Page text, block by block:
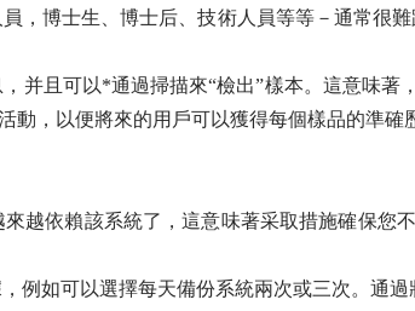
，博士生、博士后、技術人員等等－通常很
并且可以*通過掃描來“檢出”樣本。這意味
，以便將來的用戶可以獲得每個樣品的準確
越依賴該系統了，這意味著采取措施確保
例如可以選擇每天備份系統兩次或三次。通